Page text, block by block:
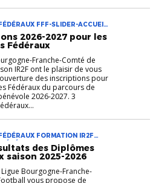
FFF-SLIDER-ACCUEIL
INSCRIPTION IR2F PARCOURS
2026-2027 pour les
Fédéraux
Franche-Comté de
IR2F ont le plaisir de vous
des inscriptions pour
Fédéraux du parcours de
2026-2027. 3
FORMATION IR2F
des Diplômes
saison 2025-2026
Ligue Bourgogne-Franche-
vous propose de